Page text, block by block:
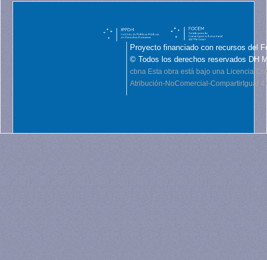
Proyecto financiado con recursos del
© Todos los derechos reservados DH
cbna Esta obra está bajo una Licencia
Atribución-NoComercial-CompartirIgual